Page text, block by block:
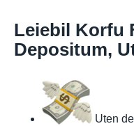
Leiebil Korfu
Depositum,
Uten